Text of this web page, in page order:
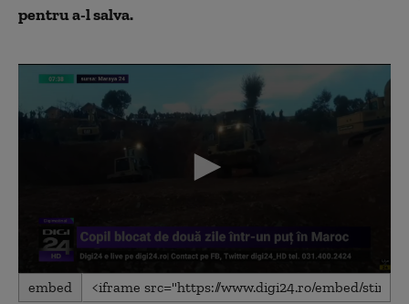
pentru a-l salva.
0
seconds
embed